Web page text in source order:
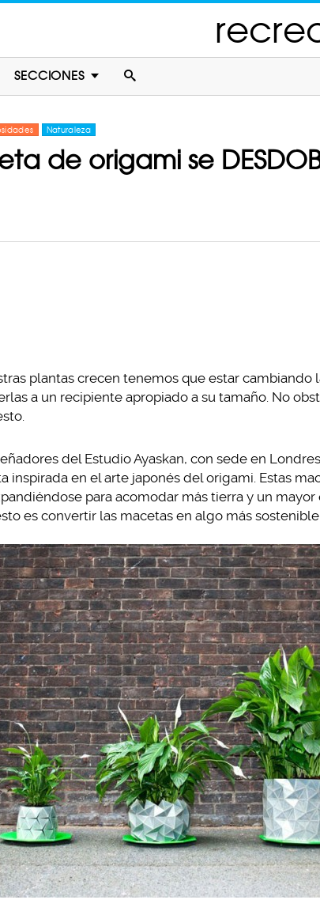
SECCIONES
Naturaleza
de origami se
plantas crecen tenemos que estar cambiando
a un recipiente apropiado a su tamaño. No
del Estudio Ayaskan, con sede en
inspirada en el arte japonés del origami. Estas
para acomodar más tierra y un
es convertir las macetas en algo más